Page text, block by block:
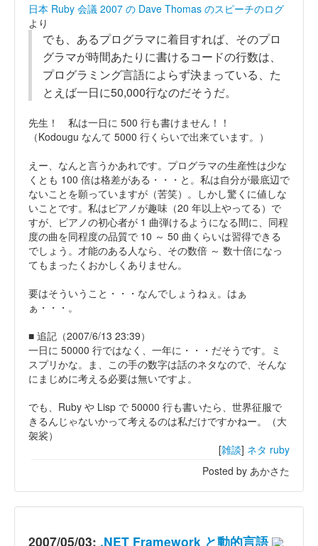
日本 Ruby 会議 2007 の Dave Thomas のスピーチのログ
より
でも、あるプログラマに着目すれば、そのプロ
グラマが時間あたりに書けるコードの行数は、
プログラミング言語によらず決まっている、た
とえば一日に50,000行なのだそうだ。
先生！ 私は一日に 500 行も書けません！！
（Kodougu なんて 5000 行くらいで出来ています。）
えー、なんと言うかあれです。プログラマの生産性は少な
くとも 100 倍は格差がある・・・と。私は自分が最底辺で
ないことを願っていますが（苦笑）。しかし驚くに値しな
いことです。私はピアノが趣味（20 年以上やってる）で
すが、ピアノの初心者が 1 曲弾けるようになる間に、同程
度の曲を同程度の品質で 10 ～ 50 曲くらいは習得できる
でしょう。才能のある人なら、その数倍 ～ 数十倍になっ
てもまったくおかしくありません。
要はそういうこと・・・なんでしょうねぇ。はぁ
ぁ・・・。
■ 追記（2007/6/13 23:39）
一日に 50000 行ではなく、一年に・・・だそうです。ミ
スプリかな。ま、この手の数字は話のネタなので、そんな
にまじめに考える必要は無いですよ。
でも、Ruby や Lisp で 50000 行も書いたら、世界征服で
きるんじゃないかって考えるのは私だけですかねー。（大
袈裟）
[雑談] ネタ ruby
Posted by あかさた
2007/05/03: .NET Framework と動的言語